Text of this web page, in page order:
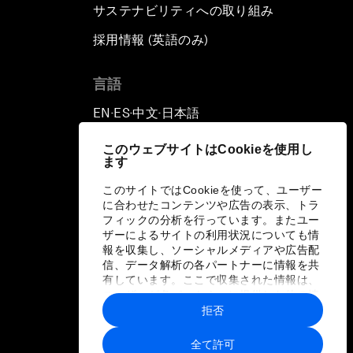
このウェブサイトはCookieを使用し
ます
このサイトではCookieを使って、ユーザー
に合わせたコンテンツや広告の表示、トラ
フィックの分析を行っています。またユー
ザーによるサイトの利用状況についても情
報を収集し、ソーシャルメディアや広告配
信、データ解析の各パートナーに情報を共
有しています。ここで収集された情報は、
ユーザーが各パートナーに提供した他の情
報や各パートナーのサービスを使用した際
に収集された情報と組み合わされ、各パー
トナーによって使用されることがありま
全て許可
拒否
サステナビリティへの取り組み
採用情報 (英語のみ)
言語
EN ▪ ES▪中文▪ 日本語